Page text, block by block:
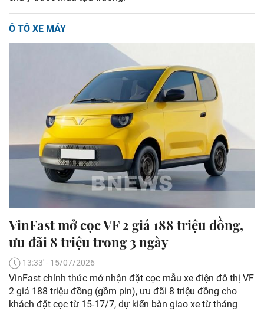
Ô TÔ XE MÁY
VinFast mở cọc VF 2 giá 188 triệu đồng,
ưu đãi 8 triệu trong 3 ngày
13:33' - 15/07/2026
VinFast chính thức mở nhận đặt cọc mẫu xe điện đô thị VF
2 giá 188 triệu đồng (gồm pin), ưu đãi 8 triệu đồng cho
khách đặt cọc từ 15-17/7, dự kiến bàn giao xe từ tháng